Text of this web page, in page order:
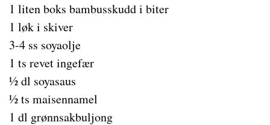
1 liten boks bambusskudd i biter
1 løk i skiver
3-4 ss soyaolje
1 ts revet ingefær
½ dl soyasaus
½ ts maisennamel
1 dl grønnsakbuljong